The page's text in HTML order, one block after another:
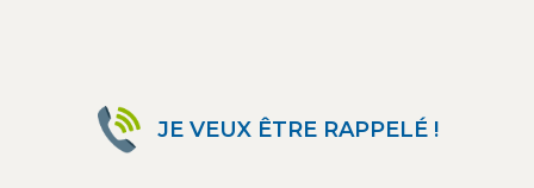
JE VEUX ÊTRE RAPPELÉ !